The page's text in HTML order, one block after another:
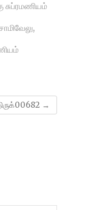
சுப்ரமணியம்
,
→